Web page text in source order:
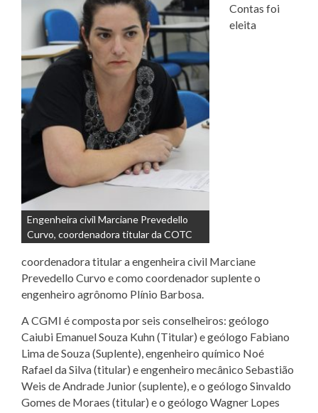
Engenheira civil Marciane Prevedello
Curvo, coordenadora titular da COTC
Contas foi
eleita
coordenadora titular a engenheira civil Marciane
Prevedello Curvo e como coordenador suplente o
engenheiro agrônomo Plínio Barbosa.
A CGMI é composta por seis conselheiros: geólogo
Caiubi Emanuel Souza Kuhn (Titular) e geólogo Fabiano
Lima de Souza (Suplente), engenheiro químico Noé
Rafael da Silva (titular) e engenheiro mecânico Sebastião
Weis de Andrade Junior (suplente), e o geólogo Sinvaldo
Gomes de Moraes (titular) e o geólogo Wagner Lopes